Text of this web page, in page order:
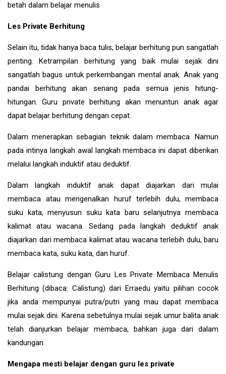
betah dalam belajar menulis
Les Private Berhitung
Selain itu, tidak hanya baca tulis, belajar berhitung pun sangatlah
penting. Ketrampilan berhitung yang baik mulai sejak dini
sangatlah bagus untuk perkembangan mental anak. Anak yang
pandai berhitung akan senang pada semua jenis hitung-
hitungan. Guru private berhitung akan menuntun anak agar
dapat belajar berhitung dengan cepat.
Dalam menerapkan sebagian teknik dalam membaca. Namun
pada intinya langkah awal langkah membaca ini dapat diberikan
melalui langkah induktif atau deduktif.
Dalam langkah induktif anak dapat diajarkan dari mulai
membaca atau mengenalkan huruf terlebih dulu, membaca
suku kata, menyusun suku kata baru selanjutnya membaca
kalimat atau wacana. Sedang pada langkah deduktif anak
diajarkan dari membaca kalimat atau wacana terlebih dulu, baru
membaca kata, suku kata, dan huruf.
Belajar calistung dengan Guru Les Private Membaca Menulis
Berhitung (dibaca: Calistung) dari Erraedu yaitu pilihan cocok
jika anda mempunyai putra/putri yang mau dapat membaca
mulai sejak dini. Karena sebetulnya mulai sejak umur balita anak
telah dianjurkan belajar membaca, bahkan juga dari dalam
kandungan.
Mengapa mesti belajar dengan guru les private